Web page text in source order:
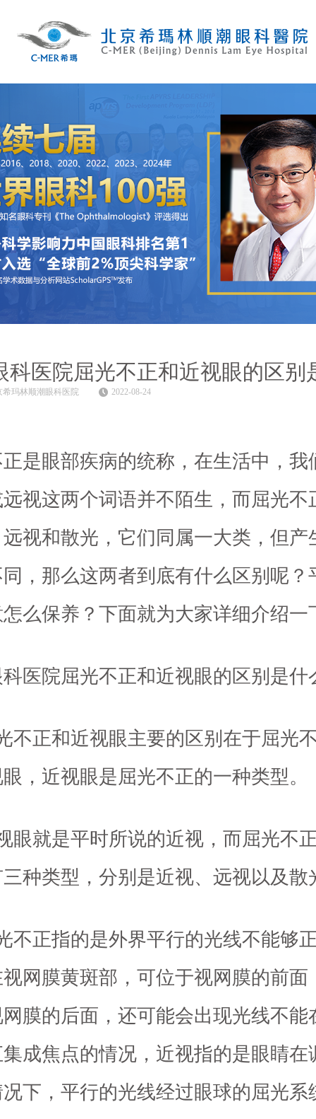
科医院屈光不正和近视眼的区别
希玛林顺潮眼科医院 2022-08-24
是眼部疾病的统称，在生活中，我
视这两个词语并不陌生，而屈光不
视和散光，它们同属一大类，但产
，那么这两者到底有什么区别呢？
么保养？下面就为大家详细介绍一
医院屈光不正和近视眼的区别是什
不正和近视眼主要的区别在于屈光
，近视眼是屈光不正的一种类型。
眼就是平时所说的近视，而屈光不
种类型，分别是近视、远视以及散
不正指的是外界平行的光线不能够
网膜黄斑部，可位于视网膜的前面
膜的后面，还可能会出现光线不能
成焦点的情况，近视指的是眼睛在
下，平行的光线经过眼球的屈光系